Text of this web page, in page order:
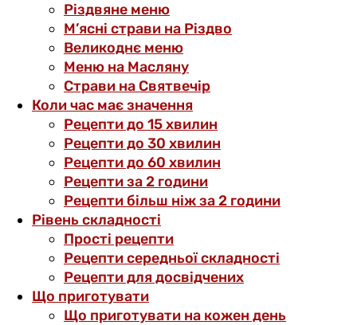
Різдвяне меню
М’ясні страви на Різдво
Великоднє меню
Меню на Масляну
Страви на Святвечір
Коли час має значення
Рецепти до 15 хвилин
Рецепти до 30 хвилин
Рецепти до 60 хвилин
Рецепти за 2 години
Рецепти більш ніж за 2 години
Рівень складності
Прості рецепти
Рецепти середньої складності
Рецепти для досвідчених
Що приготувати
Що приготувати на кожен день